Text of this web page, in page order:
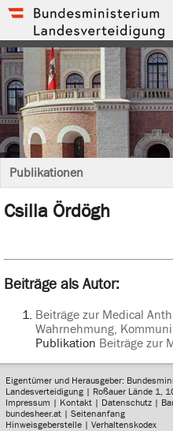
Publikationen
Csilla Ördögh
Beiträge als Autor:
Beiträge zur Medical
Wahrnehmung,
Publikation Beiträge zur
Eigentümer und Herausgeber:
Landesverteidigung | Roßauer Lände 1,
Impressum | Kontakt | Datenschutz |
bundesheer.at |Seitenanfang
Hinweisgeberstelle |Verhaltenskodex